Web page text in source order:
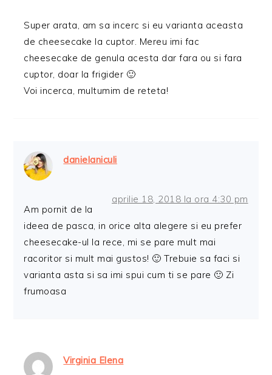
Super arata, am sa incerc si eu varianta aceasta
de cheesecake la cuptor. Mereu imi fac
cheesecake de genula acesta dar fara ou si fara
cuptor, doar la frigider 🙂
Voi incerca, multumim de reteta!
danielaniculi
aprilie 18, 2018 la ora 4:30 pm
Am pornit de la
ideea de pasca, in orice alta alegere si eu prefer
cheesecake-ul la rece, mi se pare mult mai
racoritor si mult mai gustos! 🙂 Trebuie sa faci si
varianta asta si sa imi spui cum ti se pare 🙂 Zi
frumoasa
Virginia Elena